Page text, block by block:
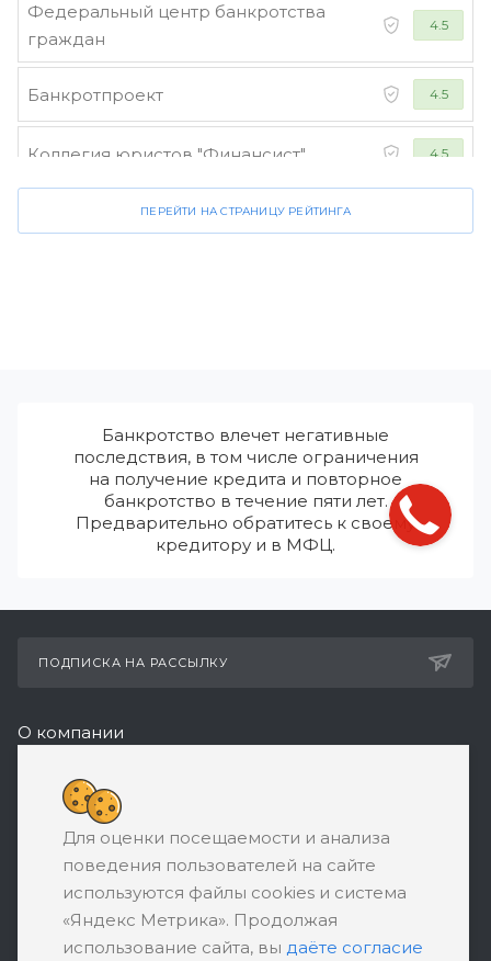
Федеральный центр банкротства
граждан
4.5
Банкротпроект 4.5
Коллегия юристов "Финансист" 4.5
ПЕРЕЙТИ НА СТРАНИЦУ РЕЙТИНГА
Банкротство влечет негативные
последствия, в том числе ограничения
на получение кредита и повторное
банкротство в течение пяти лет.
Предварительно обратитесь к своему
кредитору и в МФЦ.
ПОДПИСКА НА РАССЫЛКУ
О компании
Реквизиты
8 (800) 550-08-77
ЗАКАЗАТЬ ЗВОНОК
support@ratingbankrotstva.ru
111398, Москва, ул. Плеханова, д. 30,
абонентский ящик №5
Для оценки посещаемости и анализа
поведения пользователей на сайте
используются файлы cookies и система
«Яндекс Метрика». Продолжая
использование сайта, вы даёте согласие